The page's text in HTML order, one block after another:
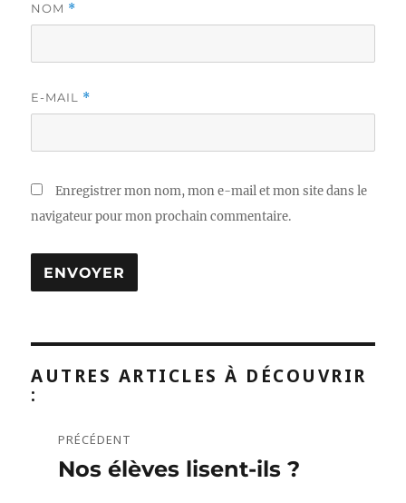
NOM *
E-MAIL *
Enregistrer mon nom, mon e-mail et mon site dans le
navigateur pour mon prochain commentaire.
AUTRES ARTICLES À DÉCOUVRIR
:
Navigation
de
PRÉCÉDENT
Publication
Nos élèves lisent-ils ?